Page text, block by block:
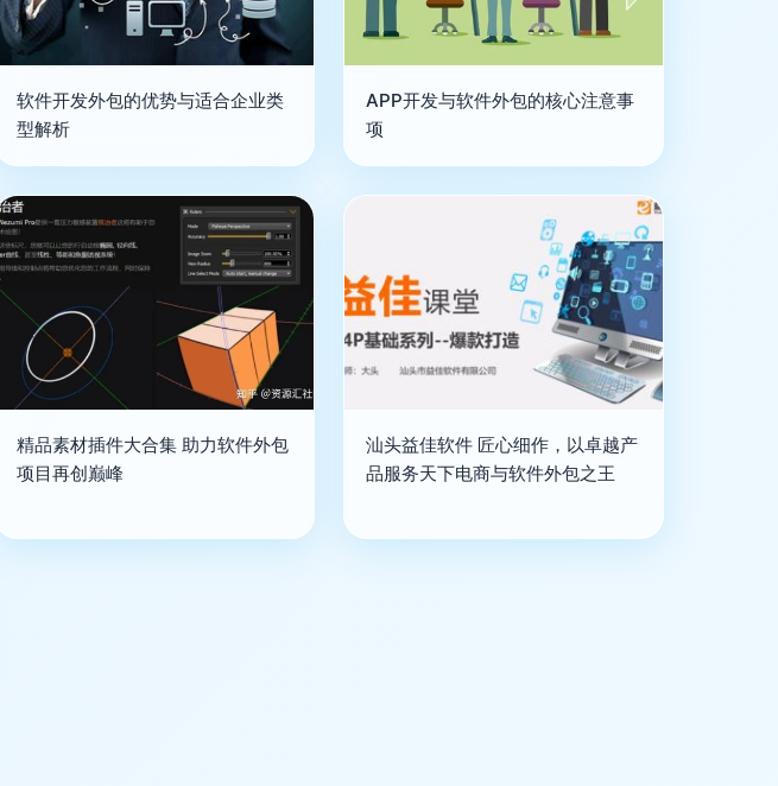
软件开发外包的优势与适合企业类
型解析
APP开发与软件外包的核心注意事
项
精品素材插件大合集 助力软件外包
项目再创巅峰
汕头益佳软件 匠心细作，以卓越产
品服务天下电商与软件外包之王